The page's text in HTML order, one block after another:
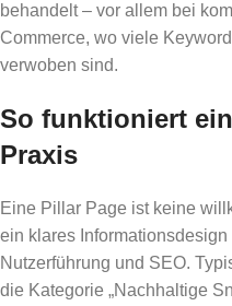
behandelt – vor allem bei
Commerce, wo viele
verwoben sind.
So funktioniert
Praxis
Eine Pillar Page ist keine
ein klares
Nutzerführung und SEO.
die Kategorie „Nachhaltige